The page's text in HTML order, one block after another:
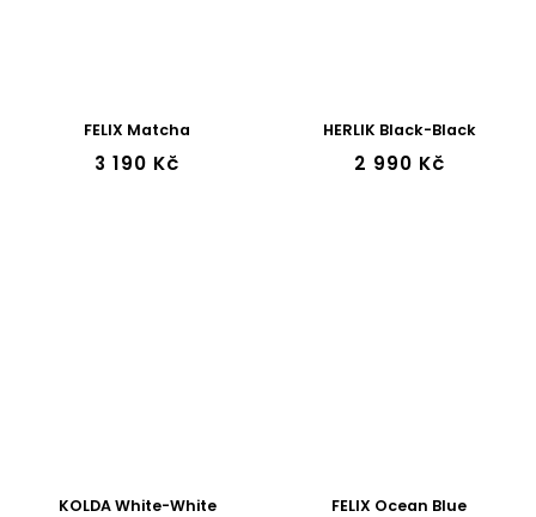
FELIX Matcha
3 190 Kč
HERLIK Black-Black
2 990 Kč
KOLDA White-White FELIX Ocean Blue